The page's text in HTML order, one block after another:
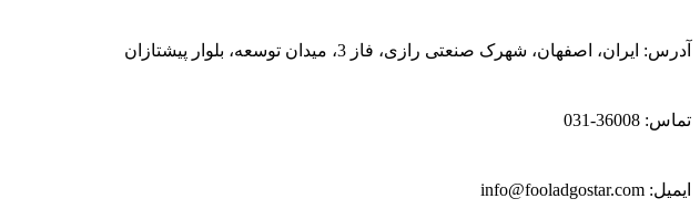
آدرس: ایران، اصفهان، شهرک صنعتی رازی، فاز 3، میدان توسعه، بلوار پیشتازان
تماس: 36008-031
ایمیل: info@fooladgostar.com